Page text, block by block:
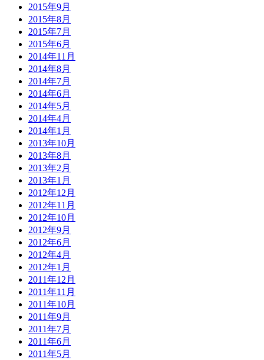
2015年9月
2015年8月
2015年7月
2015年6月
2014年11月
2014年8月
2014年7月
2014年6月
2014年5月
2014年4月
2014年1月
2013年10月
2013年8月
2013年2月
2013年1月
2012年12月
2012年11月
2012年10月
2012年9月
2012年6月
2012年4月
2012年1月
2011年12月
2011年11月
2011年10月
2011年9月
2011年7月
2011年6月
2011年5月